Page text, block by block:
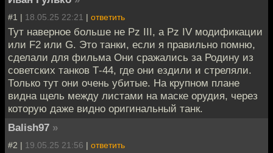
#1 | 18.05.25 22:21 | ответить
Тут наверное больше не Pz III, а Pz IV модификации
или F2 или G. Это танки, если я правильно помню,
сделали для фильма Они сражались за Родину из
советских танков Т-44, где они ездили и стреляли.
Только тут они очень убитые. На крупном плане
видна щель между листами на маске орудия, через
которую даже видно оригинальный танк.
Balish97 »
#2 | 19.05.25 21:56 | ответить